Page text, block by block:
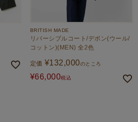
BRITISH MADE
リバーシブルコート/デボン(ウール/
コットン)(MEN) 全2色
定価 ¥132,000のところ
¥66,000税込